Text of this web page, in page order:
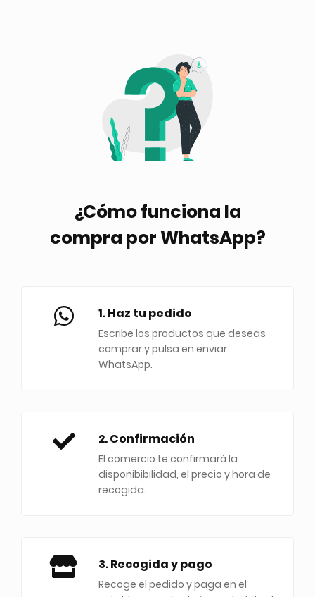
¿Cómo funciona la
compra por WhatsApp?
1. Haz tu pedido
Escribe los productos que deseas
comprar y pulsa en enviar
WhatsApp.
2. Confirmación
El comercio te confirmará la
disponibibilidad, el precio y hora de
recogida.
3. Recogida y pago
Recoge el pedido y paga en el